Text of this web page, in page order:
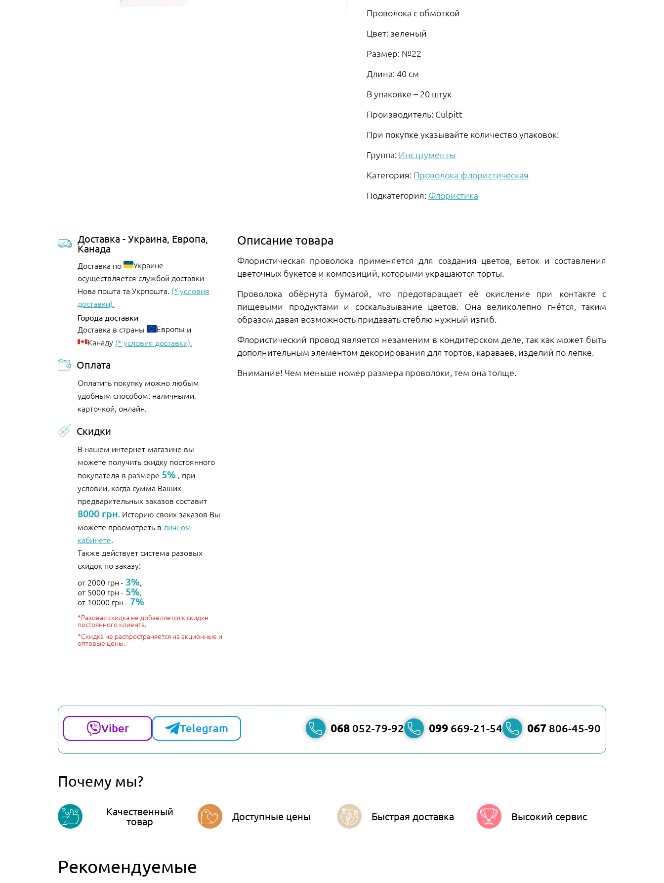
Проволока с обмоткой
Цвет: зеленый
Размер: №22
Длина: 40 см
В упаковке – 20 штук
Производитель: Culpitt
При покупке указывайте количество упаковок!
Группа: Инструменты
Категория: Проволока флористическая
Подкатегория: Флористика
Доставка - Украина, Европа,
Канада
Доставка по
Украине
осуществляется службой доставки
Нова пошта та Укрпошта. (* условия
доставки).
Города доставки
Доставка в страны Европы и
Канаду (* условия доставки).
Оплата
Оплатить покупку можно любым
удобным способом: наличными,
карточкой, онлайн.
Скидки
В нашем интернет-магазине вы
можете получить скидку постоянного
покупателя в размере 5% , при
условии, когда сумма Ваших
предварительных заказов составит
8000 грн. Историю своих заказов Вы
можете просмотреть в личном
кабинете.
Также действует система разовых
скидок по заказу:
от 2000 грн - 3%,
от 5000 грн - 5%,
от 10000 грн - 7%
*Разовая скидка не добавляется к скидке
постоянного клиента.
*Скидка не распространяется на акционные и
оптовые цены.
Описание товара
Флористическая проволока применяется для создания цветов, веток и составления
цветочных букетов и композиций, которыми украшаются торты.
Проволока обёрнута бумагой, что предотвращает её окисление при контакте с
пищевыми продуктами и соскальзывание цветов. Она великолепно гнётся, таким
образом давая возможность придавать стеблю нужный изгиб.
Флористический провод является незаменим в кондитерском деле, так как может быть
дополнительным элементом декорирования для тортов, караваев, изделий по лепке.
Внимание! Чем меньше номер размера проволоки, тем она толще.
068 052-79-92 099 669-21-54 067 806-45-90
Viber Telegram
Почему мы?
Качественный
товар
Доступные цены Быстрая доставка Высокий сервис
Рекомендуемые